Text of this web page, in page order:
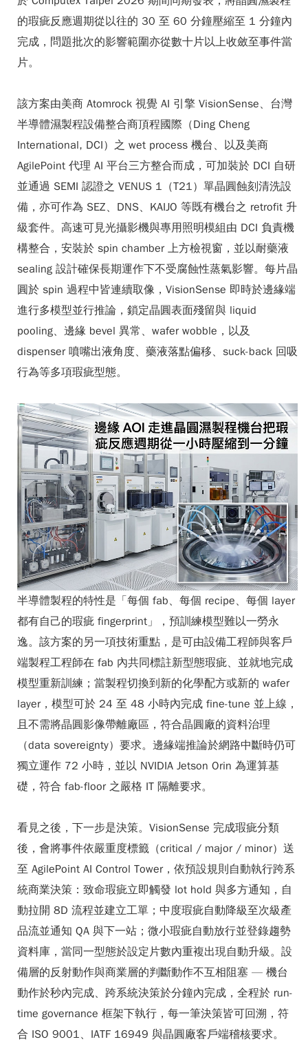
的瑕疵反應週期從以往的 30 至 60 分鐘壓縮至 1 分鐘內
完成，問題批次的影響範圍亦從數十片以上收斂至事件當
片。
該方案由美商 Atomrock 視覺 AI 引擎 VisionSense、台灣
半導體濕製程設備整合商頂程國際（Ding Cheng
International, DCI）之 wet process 機台、以及美商
AgilePoint 代理 AI 平台三方整合而成，可加裝於 DCI 自研
並通過 SEMI 認證之 VENUS 1（T21）單晶圓蝕刻清洗設
備，亦可作為 SEZ、DNS、KAIJO 等既有機台之 retrofit 升
級套件。高速可見光攝影機與專用照明模組由 DCI 負責機
構整合，安裝於 spin chamber 上方檢視窗，並以耐藥液
sealing 設計確保長期運作下不受腐蝕性蒸氣影響。每片晶
圓於 spin 過程中皆連續取像，VisionSense 即時於邊緣端
進行多模型並行推論，鎖定晶圓表面殘留與 liquid
pooling、邊緣 bevel 異常、wafer wobble，以及
dispenser 噴嘴出液角度、藥液落點偏移、suck-back 回吸
行為等多項瑕疵型態。
半導體製程的特性是「每個 fab、每個 recipe、每個 layer
都有自己的瑕疵 fingerprint」，預訓練模型難以一勞永
逸。該方案的另一項技術重點，是可由設備工程師與客戶
端製程工程師在 fab 內共同標註新型態瑕疵、並就地完成
模型重新訓練；當製程切換到新的化學配方或新的 wafer
layer，模型可於 24 至 48 小時內完成 fine-tune 並上線，
且不需將晶圓影像帶離廠區，符合晶圓廠的資料治理
（data sovereignty）要求。邊緣端推論於網路中斷時仍可
獨立運作 72 小時，並以 NVIDIA Jetson Orin 為運算基
礎，符合 fab-floor 之嚴格 IT 隔離要求。
看見之後，下一步是決策。VisionSense 完成瑕疵分類
後，會將事件依嚴重度標籤（critical / major / minor）送
至 AgilePoint AI Control Tower，依預設規則自動執行跨系
統商業決策：致命瑕疵立即觸發 lot hold 與多方通知，自
動拉開 8D 流程並建立工單；中度瑕疵自動降級至次級產
品流並通知 QA 與下一站；微小瑕疵自動放行並登錄趨勢
資料庫，當同一型態於設定片數內重複出現自動升級。設
備層的反射動作與商業層的判斷動作不互相阻塞 — 機台
動作於秒內完成、跨系統決策於分鐘內完成，全程於 run-
time governance 框架下執行，每一筆決策皆可回溯，符
合 ISO 9001、IATF 16949 與晶圓廠客戶端稽核要求。